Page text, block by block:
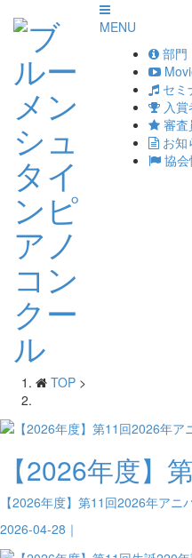
MENU
部門
セミ
入賞
審査
お知
協
TOP >
【2026年度
【2026年度】第11回2026年ア
2026-04-28｜